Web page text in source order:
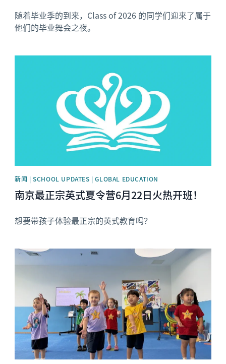
随着毕业季的到来，Class of 2026 的同学们迎来了属于
他们的毕业舞会之夜。
新闻 | SCHOOL UPDATES | GLOBAL EDUCATION
南京最正宗英式夏令营6月22日火热开班！
想要带孩子体验最正宗的英式教育吗？
News image